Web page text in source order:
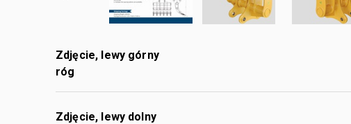
Zdjęcie, lewy górny
róg
Zdjęcie, lewy dolny